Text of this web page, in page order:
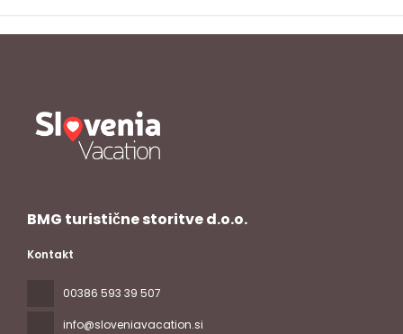
BMG turistične storitve d.o.o.
Kontakt
00386 593 39 507
info@sloveniavacation.si